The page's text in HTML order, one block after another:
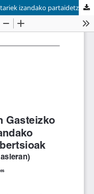
Arrantza-merkatuan Gasteizko merkatariek izandako partaidetza eta inbertsioak (XVII. mendearen hasieran)